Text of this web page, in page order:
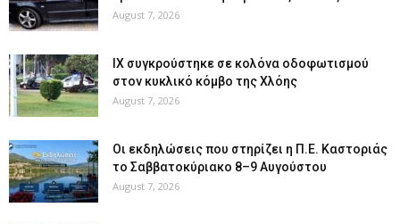
August 7, 2026
ΙΧ συγκρούστηκε σε κολόνα οδοφωτισμού
στον κυκλικό κόμβο της Χλόης
August 7, 2026
Οι εκδηλώσεις που στηρίζει η Π.Ε. Καστοριάς
το Σαββατοκύριακο 8–9 Αυγούστου
August 7, 2026